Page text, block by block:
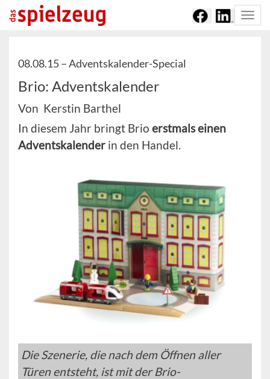
08.08.15 –Adventskalender-Special
Brio: Adventskalender
Von Kerstin Barthel
In diesem Jahr bringt Brio erstmals einen
Adventskalender in den Handel.
Die Szenerie, die nach dem Öffnen aller
Türen entsteht, ist mit der Brio-